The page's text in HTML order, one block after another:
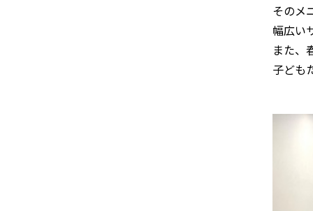
そのメ
幅広い
また、
子ども